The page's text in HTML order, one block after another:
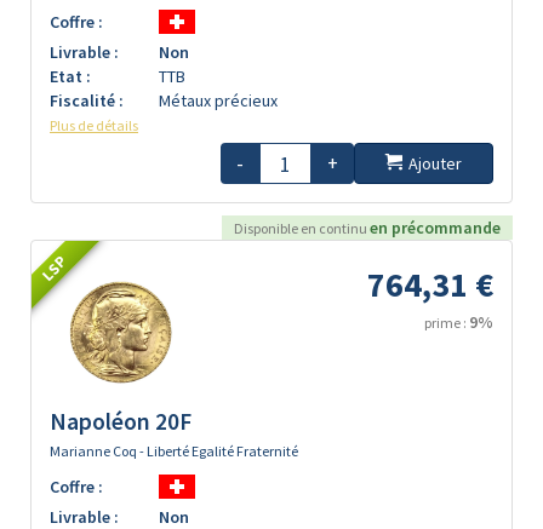
Coffre :
Livrable :
Non
Etat :
TTB
Fiscalité :
Métaux précieux
Plus de détails
- + Ajouter
Disponible en continu en précommande
LSP 764,31 €
prime : 9%
Napoléon 20F
Marianne Coq - Liberté Egalité Fraternité
Coffre :
Livrable :
Non